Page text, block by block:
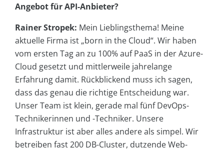
Angebot für API-Anbieter?
Rainer Stropek: Mein Lieblingsthema! Meine
aktuelle Firma ist „born in the Cloud“. Wir haben
vom ersten Tag an zu 100% auf PaaS in der Azure-
Cloud gesetzt und mittlerweile jahrelange
Erfahrung damit. Rückblickend muss ich sagen,
dass das genau die richtige Entscheidung war.
Unser Team ist klein, gerade mal fünf DevOps-
Technikerinnen und -Techniker. Unsere
Infrastruktur ist aber alles andere als simpel. Wir
betreiben fast 200 DB-Cluster, dutzende Web-